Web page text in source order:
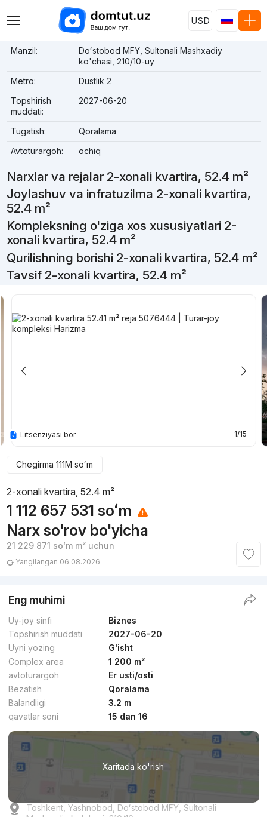
USD
Manzil:
Doʻstobod MFY, Sultonali Mashxadiy
ko'chasi, 210/10-uy
Metro:
Dustlik 2
Topshirish
muddati:
2027-06-20
Tugatish:
Qoralama
Avtoturargoh:
ochiq
Narxlar va rejalar 2-xonali kvartira, 52.4 m²
Joylashuv va infratuzilma 2-xonali kvartira,
52.4 m²
Kompleksning o'ziga xos xususiyatlari 2-
xonali kvartira, 52.4 m²
Qurilishning borishi 2-xonali kvartira, 52.4 m²
Tavsif 2-xonali kvartira, 52.4 m²
1/15
Litsenziyasi bor
Chegirma 111M soʻm
2-xonali kvartira, 52.4 m²
1 112 657 531 soʻm
Narx so'rov bo'yicha
21 229 871 soʻmm² uchun
Yangilangan 06.08.2026
Eng muhimi
Uy-joy sinfi
Biznes
Topshirish muddati
2027-06-20
Uyni yozing
G'isht
Complex area
1 200 m²
avtoturargoh
Er usti/osti
Bezatish
Qoralama
Balandligi
3.2 m
qavatlar soni
15 dan 16
Xaritada ko'rish
Toshkent, Yashnobod, Doʻstobod MFY, Sultonali